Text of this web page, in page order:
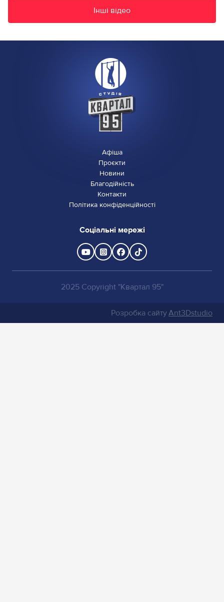
Інші відео
Афіша
Проєкти
Новини
Благодійність
Контакти
Політика конфіденційності
Соціальні мережі
2025 Copyright "Квартал 95"
Розробка сайтуAnt3Dstudio